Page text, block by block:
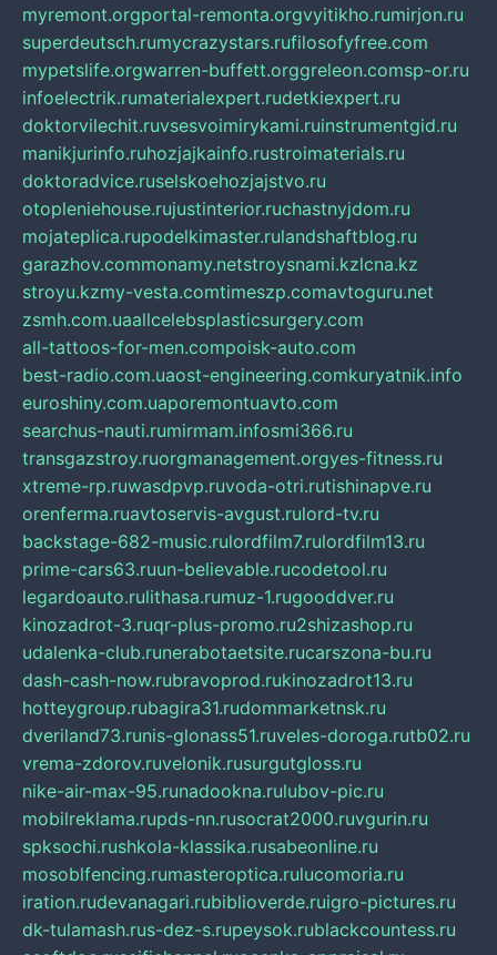
myremont.orgportal-remonta.orgvyitikho.rumirjon.ru
superdeutsch.rumycrazystars.rufilosofyfree.com
mypetslife.orgwarren-buffett.orggreleon.comsp-or.ru
infoelectrik.rumaterialexpert.rudetkiexpert.ru
doktorvilechit.ruvsesvoimirykami.ruinstrumentgid.ru
manikjurinfo.ruhozjajkainfo.rustroimaterials.ru
doktoradvice.ruselskoehozjajstvo.ru
otopleniehouse.rujustinterior.ruchastnyjdom.ru
mojateplica.rupodelkimaster.rulandshaftblog.ru
garazhov.commonamy.netstroysnami.kzlcna.kz
stroyu.kzmy-vesta.comtimeszp.comavtoguru.net
zsmh.com.uaallcelebsplasticsurgery.com
all-tattoos-for-men.compoisk-auto.com
best-radio.com.uaost-engineering.comkuryatnik.info
euroshiny.com.uaporemontuavto.com
searchus-nauti.rumirmam.infosmi366.ru
transgazstroy.ruorgmanagement.orgyes-fitness.ru
xtreme-rp.ruwasdpvp.ruvoda-otri.rutishinapve.ru
orenferma.ruavtoservis-avgust.rulord-tv.ru
backstage-682-music.rulordfilm7.rulordfilm13.ru
prime-cars63.ruun-believable.rucodetool.ru
legardoauto.rulithasa.rumuz-1.rugooddver.ru
kinozadrot-3.ruqr-plus-promo.ru2shizashop.ru
udalenka-club.runerabotaetsite.rucarszona-bu.ru
dash-cash-now.rubravoprod.rukinozadrot13.ru
hotteygroup.rubagira31.rudommarketnsk.ru
dveriland73.runis-glonass51.ruveles-doroga.rutb02.ru
vrema-zdorov.ruvelonik.rusurgutgloss.ru
nike-air-max-95.runadookna.rulubov-pic.ru
mobilreklama.rupds-nn.rusocrat2000.ruvgurin.ru
spksochi.rushkola-klassika.rusabeonline.ru
mosoblfencing.rumasteroptica.rulucomoria.ru
iration.rudevanagari.rubiblioverde.ruigro-pictures.ru
dk-tulamash.rus-dez-s.rupeysok.rublackcountess.ru